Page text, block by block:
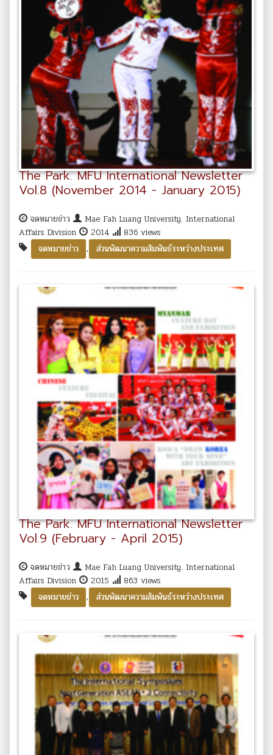
The Park. MFU International Newsletter
Vol.8 (November 2014 - January 2015)
จดหมายข่าว
Mae Fah Luang University. International
Affairs Division
2014
836 views
จดหมายข่าว
, ส่วนพัฒนาความสัมพันธ์ระหว่างประเทศ
The Park. MFU International Newsletter
Vol.9 (February - April 2015)
จดหมายข่าว
Mae Fah Luang University. International
Affairs Division
2015
863 views
จดหมายข่าว
, ส่วนพัฒนาความสัมพันธ์ระหว่างประเทศ